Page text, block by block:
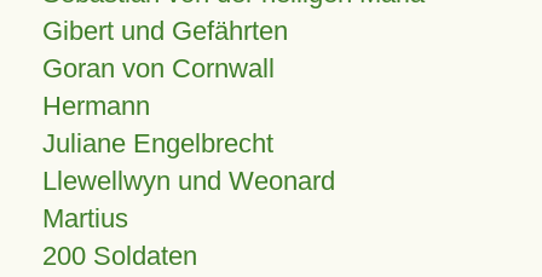
Gibert und Gefährten
Goran von Cornwall
Hermann
Juliane Engelbrecht
Llewellwyn und Weonard
Martius
200 Soldaten